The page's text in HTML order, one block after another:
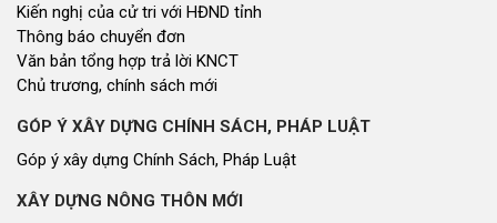
Kiến nghị của cử tri với HĐND tỉnh
Thông báo chuyển đơn
Văn bản tổng hợp trả lời KNCT
Chủ trương, chính sách mới
GÓP Ý XÂY DỰNG CHÍNH SÁCH, PHÁP LUẬT
Góp ý xây dựng Chính Sách, Pháp Luật
XÂY DỰNG NÔNG THÔN MỚI